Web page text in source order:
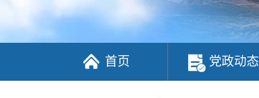
首页 党政动态